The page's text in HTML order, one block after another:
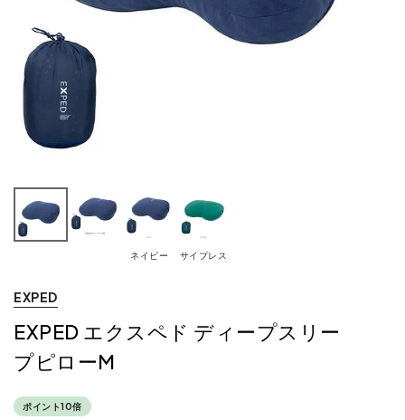
ネイビー サイプレス
EXPED
EXPED エクスペド ディープスリー
プピローM
ポイント10倍